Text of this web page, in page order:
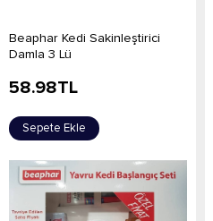
Beaphar Kedi Sakinleştirici
Damla 3 Lü
58.98TL
Sepete Ekle